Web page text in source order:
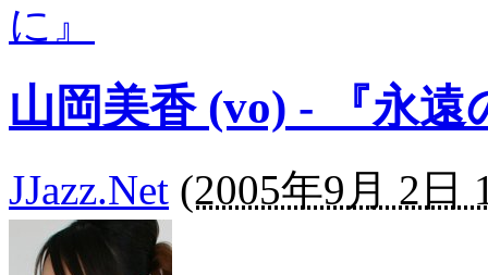
に』
山岡美香 (vo) - 『永
JJazz.Net (2005年9月 2日